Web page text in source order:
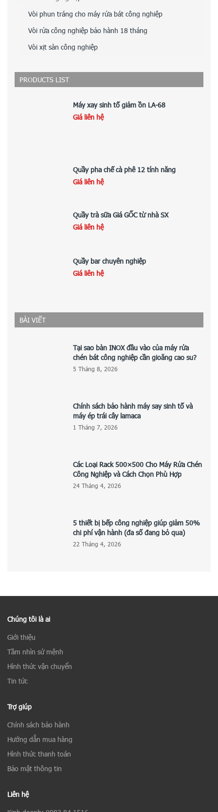
Vòi phun tráng cho máy rửa bát công nghiệp
Vòi rửa công nghiệp bảo hành 18 tháng
Vòi xịt sàn công nghiệp
PRODUCTS LIST
Máy xay sinh tố giảm ồn LA-68
Giá liên hệ
Quầy pha chế cà phê 12 tính năng
Giá liên hệ
Quầy trà sữa Giá GỐC từ nhà SX
Giá liên hệ
Quầy bar chuyên nghiệp
Giá liên hệ
BÀI VIẾT
Tại sao bàn INOX đầu vào của máy rửa
chén bát công nghiệp cần gioăng cao su?
5 Tháng 8, 2026
Chính sách bảo hành máy say sinh tố và
máy ép trái cây lamaca
1 Tháng 7, 2026
Các Loại Rack 500×500 Cho Máy Rửa Chén
Công Nghiệp và Cách Chọn Phù Hợp
24 Tháng 4, 2026
5 thiết bị bếp công nghiệp giúp giảm 50%
chi phí vận hành (đa số đang bỏ qua)
22 Tháng 4, 2026
Chúng tôi là ai
Giới thiệu
Tầm nhìn sứ mệnh
Hình thức vận chuyển
Tin tức
Trợ giúp
Chính sách bảo hành
Hướng dẫn mua hàng
Hình thức thanh toán
Bảo mật thông tin
Liên hệ